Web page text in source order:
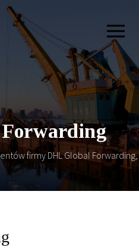
firmy DHL Global Forwarding,